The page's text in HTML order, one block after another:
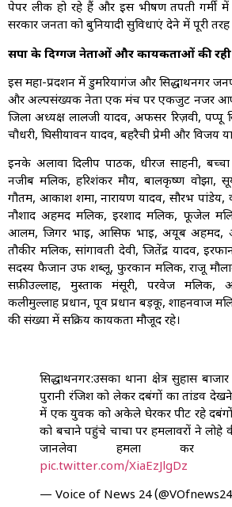
पेपर लीक हो रहे हैं और इस भीषण तपती गर्मी में
सरकार जनता को बुनियादी सुविधाएं देने में पूरी
सपा के दिग्गज नेताओं और कार्यकर्ताओं की रही
इस महा-प्रदर्शन में डुमरियागंज और सिद्धार्थनगर
और अल्पसंख्यक नेता एक मंच पर एकजुट नजर
जिला अध्यक्ष लालजी यादव, अफसर रिज़वी, पप्पू
चौधरी, घिसीयावन यादव, बहरैची प्रेमी और विजय
इनके अलावा दिलीप पाठक, धीरज साहनी,
नजीब मलिक, हरिशंकर मौर्य, बालकृष्ण वोझा,
गौतम, आकाश शर्मा, नारायण यादव, सौरभ पांडेय,
नौशाद अहमद मलिक, इरशाद मलिक, फूजेल
आलम, जिगर भाई, आसिफ भाई, अयूब अहमद,
तौकीर मलिक, सांगावती देवी, जितेंद्र यादव,
सदस्य फैजान उर्फ शब्लू, फुरकान मलिक, राजू
सफ़ीउल्लाह, मुस्ताक मंसूरी, परवेज मलिक,
कलीमुल्लाह प्रधान, पूर्व प्रधान बड़कू, शाहनवाज
की संख्या में सक्रिय कार्यकर्ता मौजूद रहे।
सिद्धार्थनगर:उसका थाना क्षेत्र सुहास
पुरानी रंजिश को लेकर दबंगों का तांडव देखने
में एक युवक को अकेले घेरकर पीट रहे
को बचाने पहुंचे चाचा पर हमलावरों ने लोहे
जानलेवा हमला कर
pic.twitter.com/XiaEzJlgDz
— Voice of News 24